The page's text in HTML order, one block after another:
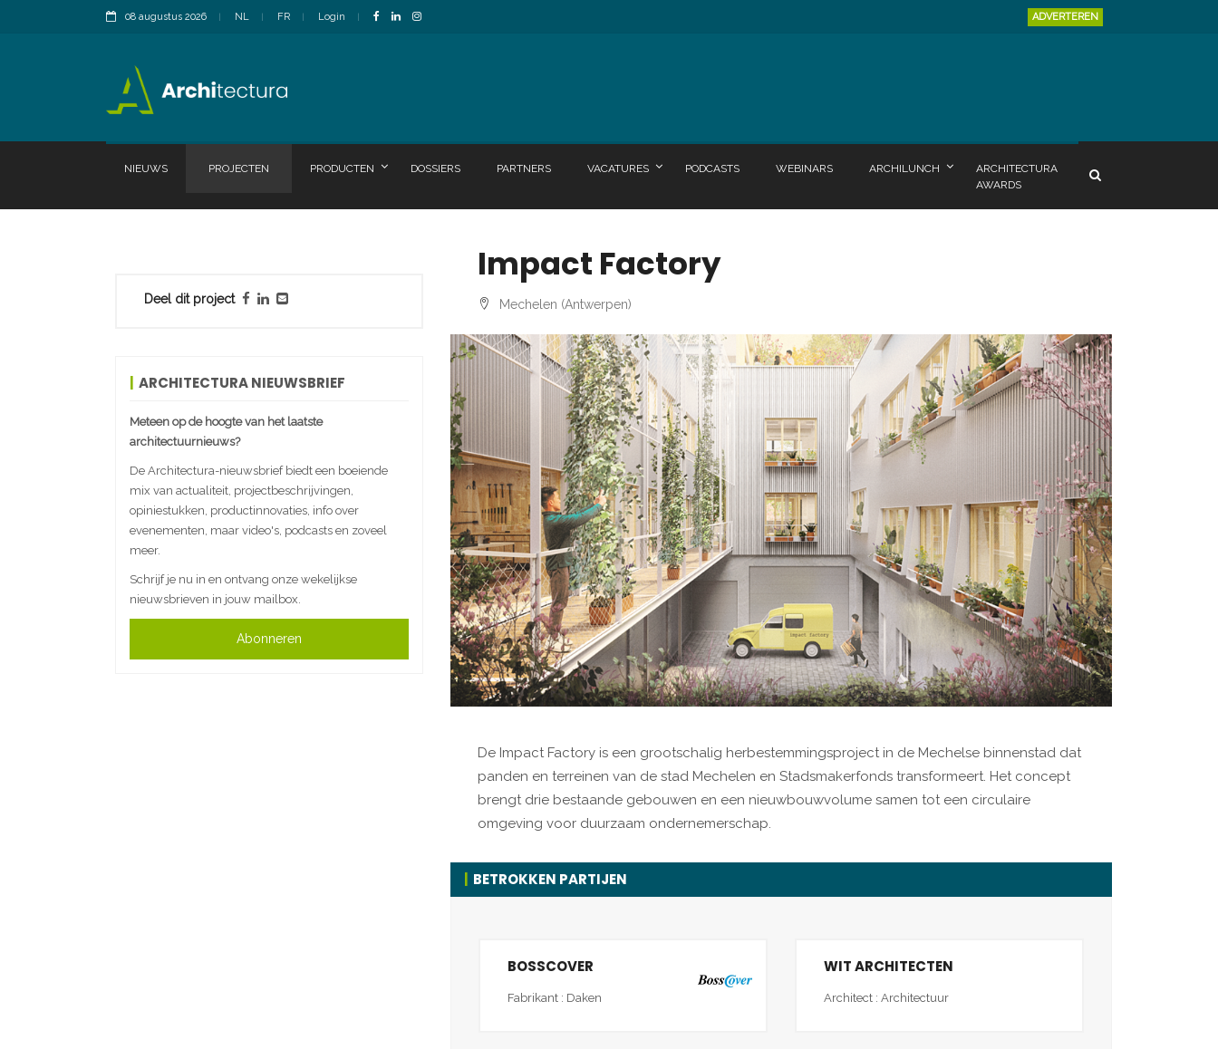
08 augustus 2026 NL FR Login ADVERTEREN
NIEUWS PROJECTEN PRODUCTEN DOSSIERS PARTNERS VACATURES PODCASTS WEBINARS ARCHILUNCH
ARCHITECTURA
AWARDS
Deel dit project
ARCHITECTURA NIEUWSBRIEF
Meteen op de hoogte van het laatste
architectuurnieuws?
De Architectura-nieuwsbrief biedt een boeiende
mix van actualiteit, projectbeschrijvingen,
opiniestukken, productinnovaties, info over
evenementen, maar video's, podcasts en zoveel
meer.
Schrijf je nu in en ontvang onze wekelijkse
nieuwsbrieven in jouw mailbox.
Abonneren
Impact Factory
Mechelen (Antwerpen)
De Impact Factory is een grootschalig herbestemmingsproject in de Mechelse binnenstad dat
panden en terreinen van de stad Mechelen en Stadsmakerfonds transformeert. Het concept
brengt drie bestaande gebouwen en een nieuwbouwvolume samen tot een circulaire
omgeving voor duurzaam ondernemerschap.
BETROKKEN PARTIJEN
BOSSCOVER
Fabrikant : Daken
WIT ARCHITECTEN
Architect : Architectuur